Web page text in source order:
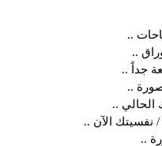
..
..
جداً ..
صورة ..
الحالي ..
نفسيتك الآن ..
..